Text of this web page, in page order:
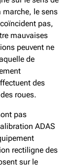
marche, le sens
pas,
mauvaises
peuvent ne
de
des
roues.
pas
ADAS
rectiligne des
sur le